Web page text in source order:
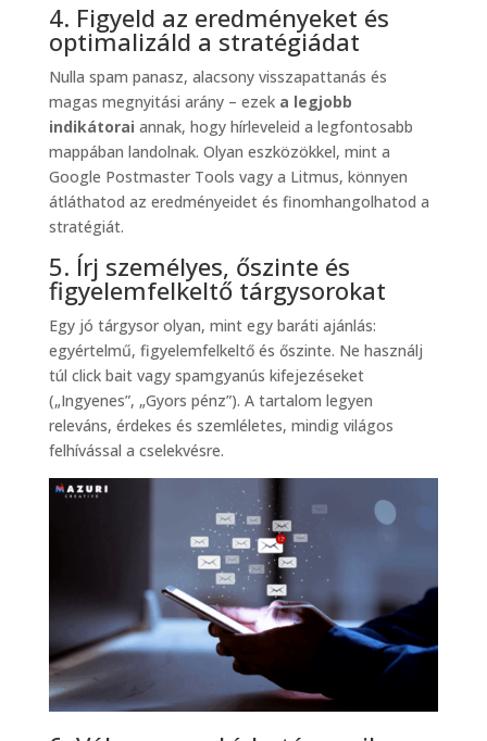
4. Figyeld az eredményeket és
optimalizáld a stratégiádat
Nulla spam panasz, alacsony visszapattanás és
magas megnyitási arány – ezek a legjobb
indikátorai annak, hogy hírleveleid a legfontosabb
mappában landolnak. Olyan eszközökkel, mint a
Google Postmaster Tools vagy a Litmus, könnyen
átláthatod az eredményeidet és finomhangolhatod a
stratégiát.
5. Írj személyes, őszinte és
figyelemfelkeltő tárgysorokat
Egy jó tárgysor olyan, mint egy baráti ajánlás:
egyértelmű, figyelemfelkeltő és őszinte. Ne használj
túl click bait vagy spamgyanús kifejezéseket
(„Ingyenes”, „Gyors pénz”). A tartalom legyen
releváns, érdekes és szemléletes, mindig világos
felhívással a cselekvésre.